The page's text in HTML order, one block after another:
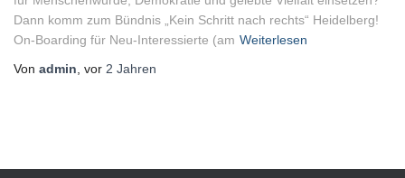
Dann komm zum Bündnis „Kein Schritt nach rechts“ Heidelberg!
On-Boarding für Neu-Interessierte (am Weiterlesen
Von admin , vor 2 Jahren